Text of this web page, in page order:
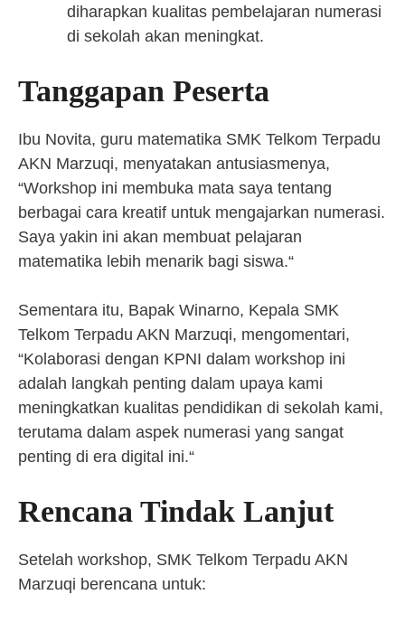
diharapkan kualitas pembelajaran numerasi
di sekolah akan meningkat.
Tanggapan Peserta
Ibu Novita, guru matematika SMK Telkom Terpadu
AKN Marzuqi, menyatakan antusiasmenya,
“Workshop ini membuka mata saya tentang
berbagai cara kreatif untuk mengajarkan numerasi.
Saya yakin ini akan membuat pelajaran
matematika lebih menarik bagi siswa.“
Sementara itu, Bapak Winarno, Kepala SMK
Telkom Terpadu AKN Marzuqi, mengomentari,
“Kolaborasi dengan KPNI dalam workshop ini
adalah langkah penting dalam upaya kami
meningkatkan kualitas pendidikan di sekolah kami,
terutama dalam aspek numerasi yang sangat
penting di era digital ini.“
Rencana Tindak Lanjut
Setelah workshop, SMK Telkom Terpadu AKN
Marzuqi berencana untuk: